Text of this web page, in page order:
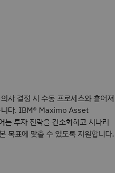
사 결정 시 수동 프로세스와 흩어져
니다. IBM® Maximo Asset
투자 전략을 간소화하고 시나리
목표에 맞출 수 있도록 지원합니다.